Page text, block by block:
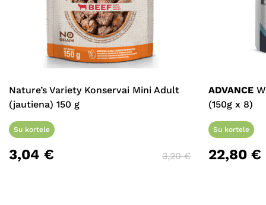
Nature’s Variety Konservai Mini Adult
(jautiena) 150 g
Su kortele
3,04 € 3,20€
ADVANCE
(150g x 8)
Su kortele
22,80 €